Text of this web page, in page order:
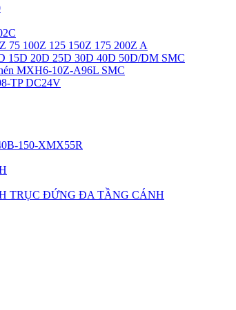
75 100Z 125 150Z 175 200Z A
15D 20D 25D 30D 40D 50D/DM SMC
MXH6-10Z-A96L SMC
TP DC24V
150-XMX55R
TRỤC ĐỨNG ĐA TẦNG CÁNH